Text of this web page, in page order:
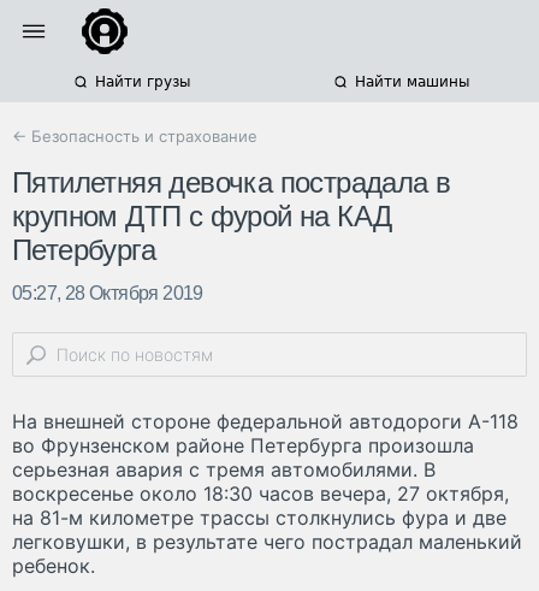
Найти грузы Найти машины
← Безопасность и страхование
Пятилетняя девочка пострадала в
крупном ДТП с фурой на КАД
Петербурга
05:27, 28 Октября 2019
На внешней стороне федеральной автодороги А-118
во Фрунзенском районе Петербурга произошла
серьезная авария с тремя автомобилями. В
воскресенье около 18:30 часов вечера, 27 октября,
на 81-м километре трассы столкнулись фура и две
легковушки, в результате чего пострадал маленький
ребенок.